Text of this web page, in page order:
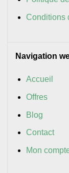
Conditions
Navigation
Accueil
Offres
Blog
Contact
Mon